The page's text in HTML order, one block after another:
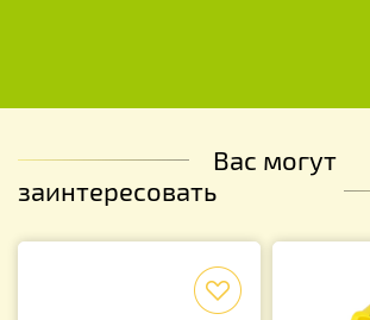
Вас могут
заинтересовать